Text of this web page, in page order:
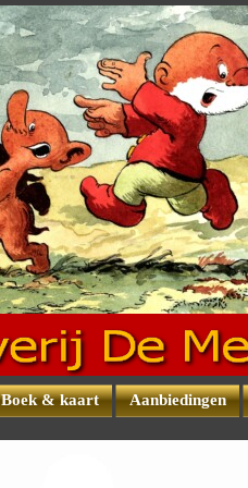
Boek & kaart Aanbiedingen